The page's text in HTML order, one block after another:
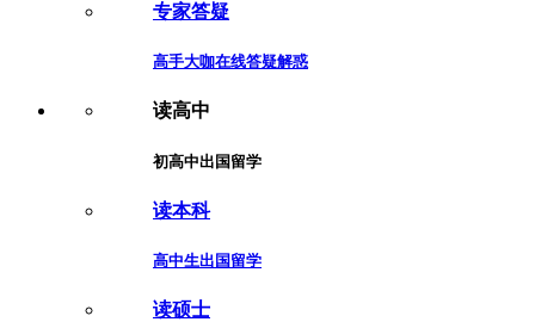
专家答疑
高手大咖在线答疑解惑
读高中
初高中出国留学
读本科
高中生出国留学
读硕士